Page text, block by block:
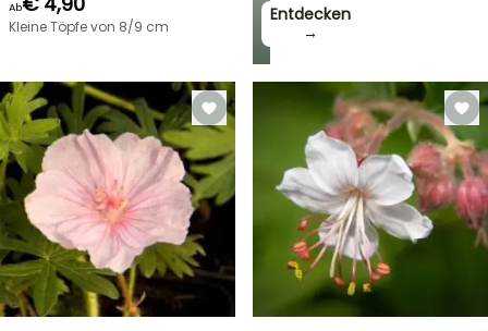
Entdecken
→
Ab
Kleine Töpfe von 8/9 cm